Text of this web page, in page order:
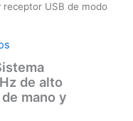
USB de modo
de alto
mano y